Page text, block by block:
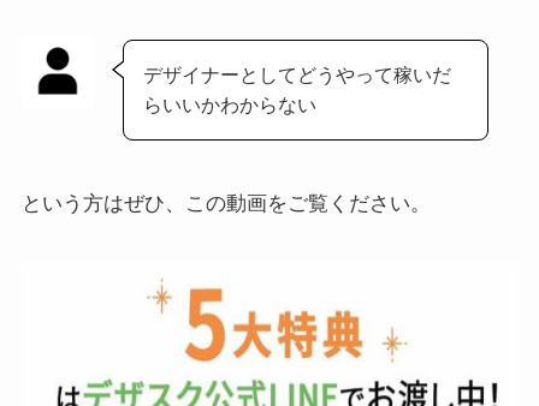
デザイナーとしてどうやって稼いだ
らいいかわからない
という方はぜひ、この動画をご覧ください。